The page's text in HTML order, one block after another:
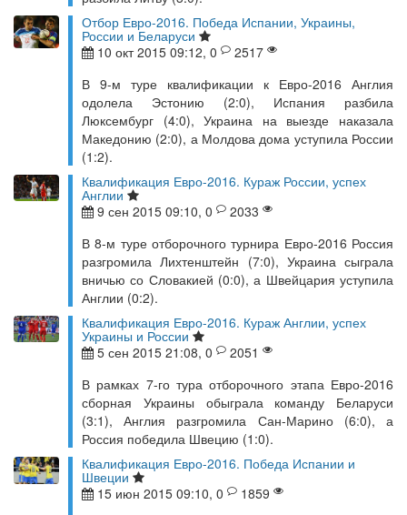
Отбор Евро-2016. Победа Испании, Украины,
России и Беларуси
10 окт 2015 09:12, 0
2517
В 9-м туре квалификации к Евро-2016 Англия
одолела Эстонию (2:0), Испания разбила
Люксембург (4:0), Украина на выезде наказала
Македонию (2:0), а Молдова дома уступила России
(1:2).
Квалификация Евро-2016. Кураж России, успех
Англии
9 сен 2015 09:10, 0
2033
В 8-м туре отборочного турнира Евро-2016 Россия
разгромила Лихтенштейн (7:0), Украина сыграла
вничью со Словакией (0:0), а Швейцария уступила
Англии (0:2).
Квалификация Евро-2016. Кураж Англии, успех
Украины и России
5 сен 2015 21:08, 0
2051
В рамках 7-го тура отборочного этапа Евро-2016
сборная Украины обыграла команду Беларуси
(3:1), Англия разгромила Сан-Марино (6:0), а
Россия победила Швецию (1:0).
Квалификация Евро-2016. Победа Испании и
Швеции
15 июн 2015 09:10, 0
1859